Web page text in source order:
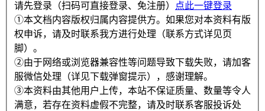
请先登录（扫码可直接登录、免注册）
点此一键登录
①本文档内容版权归属内容提供方。如果您对本资料有版
权申诉，请及时联系我方进行处理（联系方式详见页
脚）。
②由于网络或浏览器兼容性等问题导致下载失败，请加客
服微信处理（详见下载弹窗提示），感谢理解。
③本资料由其他用户上传，本站不保证质量、数量等令人
满意，若存在资料虚假不完整，请及时联系客服投诉处